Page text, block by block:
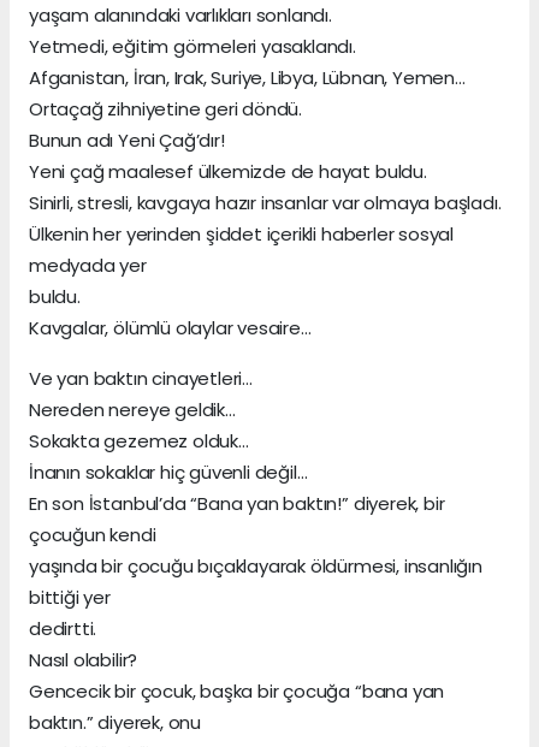
yaşam alanındaki varlıkları sonlandı.
Yetmedi, eğitim görmeleri yasaklandı.
Afganistan, İran, Irak, Suriye, Libya, Lübnan, Yemen…
Ortaçağ zihniyetine geri döndü.
Bunun adı Yeni Çağ’dır!
Yeni çağ maalesef ülkemizde de hayat buldu.
Sinirli, stresli, kavgaya hazır insanlar var olmaya başladı.
Ülkenin her yerinden şiddet içerikli haberler sosyal
medyada yer
buldu.
Kavgalar, ölümlü olaylar vesaire…
Ve yan baktın cinayetleri…
Nereden nereye geldik…
Sokakta gezemez olduk…
İnanın sokaklar hiç güvenli değil…
En son İstanbul’da “Bana yan baktın!” diyerek, bir
çocuğun kendi
yaşında bir çocuğu bıçaklayarak öldürmesi, insanlığın
bittiği yer
dedirtti.
Nasıl olabilir?
Gencecik bir çocuk, başka bir çocuğa “bana yan
baktın.” diyerek, onu